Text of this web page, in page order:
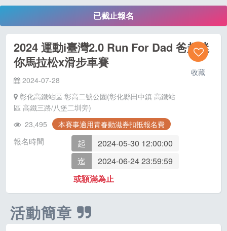
已截止報名
收藏
2024 運動i臺灣2.0 Run For Dad 爸趣迷
你馬拉松x滑步車賽
2024-07-28
彰化高鐵站區 彰高二號公園(彰化縣田中鎮 高鐵站
區 高鐵三路/八堡二圳旁)
23,495
本賽事適用青春動滋券扣抵報名費
報名時間 起
2024-05-30 12:00:00
迄
2024-06-24 23:59:59
或額滿為止
活動簡章